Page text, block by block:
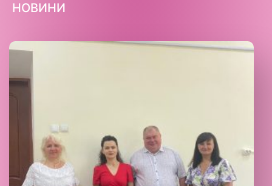
НОВИНИ